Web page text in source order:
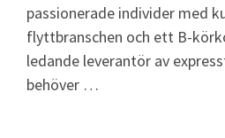
passionerade individer med
flyttbranschen och ett B-
ledande leverantör av
behöver …